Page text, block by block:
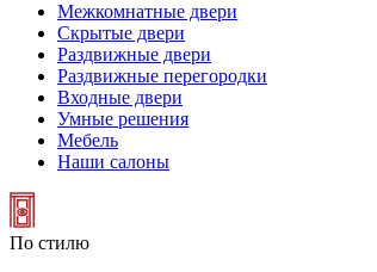
Межкомнатные двери
Скрытые двери
Раздвижные двери
Раздвижные перегородки
Входные двери
Умные решения
Мебель
Наши салоны
По стилю